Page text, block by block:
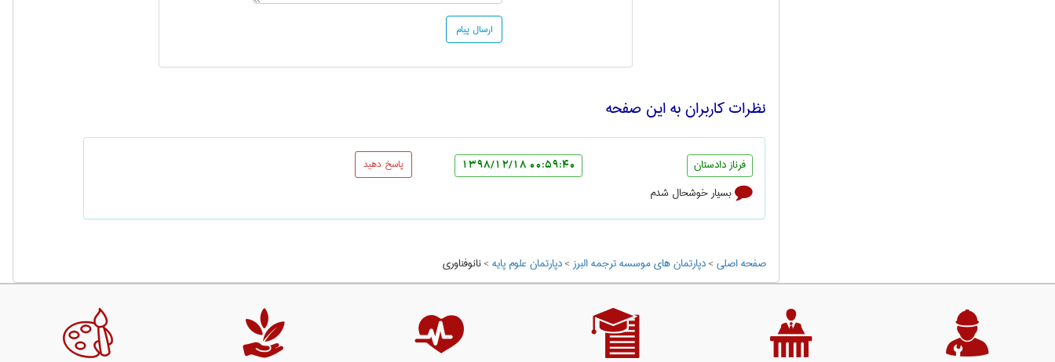
نظرات کاربران به این صفحه
فرناز دادستان 00:59:40 1398/12/18 پاسخ دهید
بسيار خوشحال شدم
صفحه اصلی>دپارتمان های موسسه ترجمه البرز>دپارتمان علوم پايه>نانوفناوری